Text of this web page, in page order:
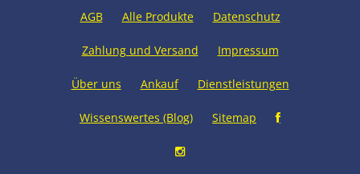
AGB Alle Produkte Datenschutz
Zahlung und Versand Impressum
Über uns Ankauf Dienstleistungen
Wissenswertes (Blog) Sitemap